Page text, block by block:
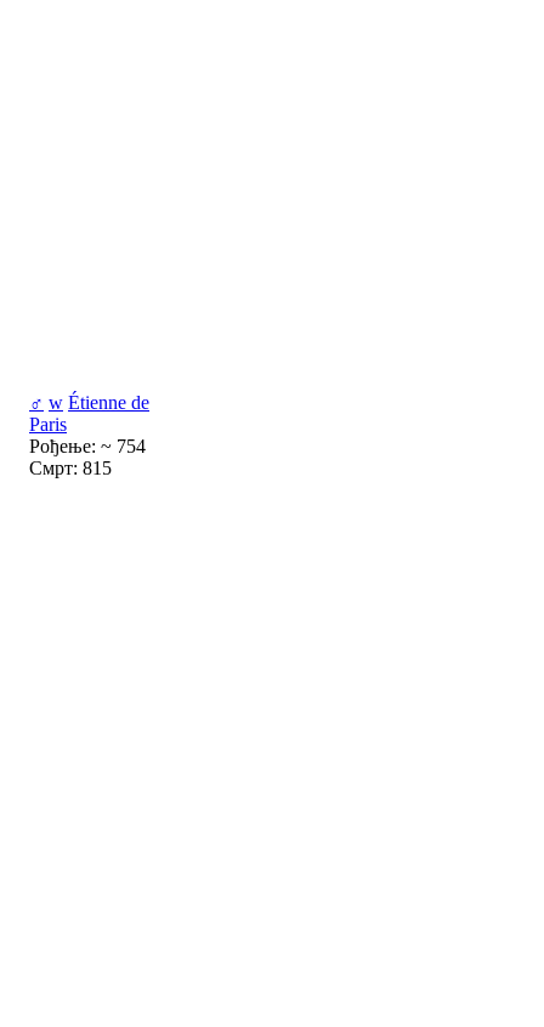
♂ w Étienne de
Paris
Рођење: ~ 754
Смрт: 815